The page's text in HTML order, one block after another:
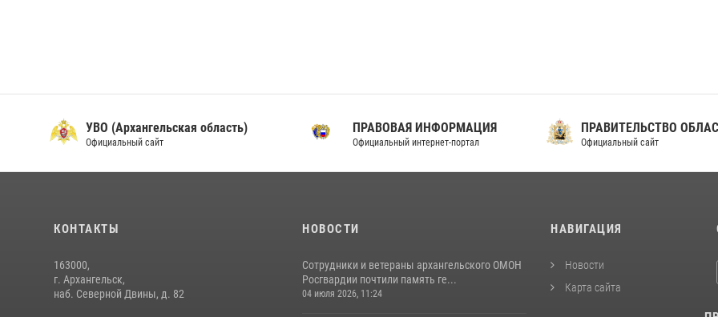
УВО (Архангельская область)
Официальный сайт
ПРАВОВАЯ ИНФОРМАЦИЯ
Официальный интернет-портал
ПРАВИТЕЛЬСТВО
Официальный сайт
КОНТАКТЫ
163000,
г. Архангельск,
наб. Северной Двины, д. 82
НОВОСТИ
Сотрудники и ветераны архангельского ОМОН
Росгвардии почтили память ге...
04 июля 2026, 11:24
НАВИГАЦИЯ
Новости
Карта сайта